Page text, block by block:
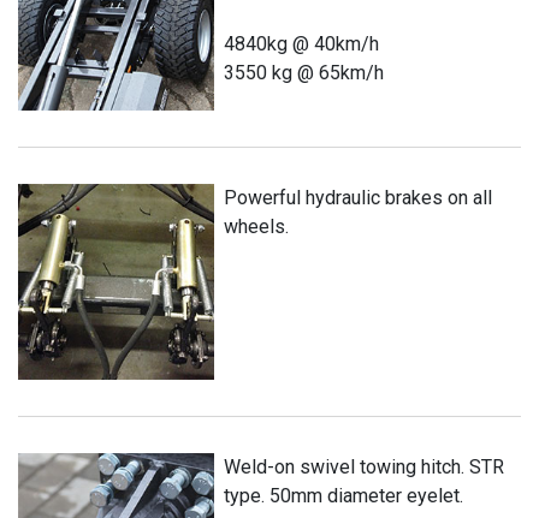
4840kg @ 40km/h
3550 kg @ 65km/h
Powerful hydraulic brakes on all
wheels.
Weld-on swivel towing hitch. STR
type. 50mm diameter eyelet.